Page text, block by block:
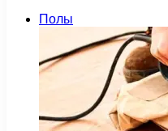
Полы